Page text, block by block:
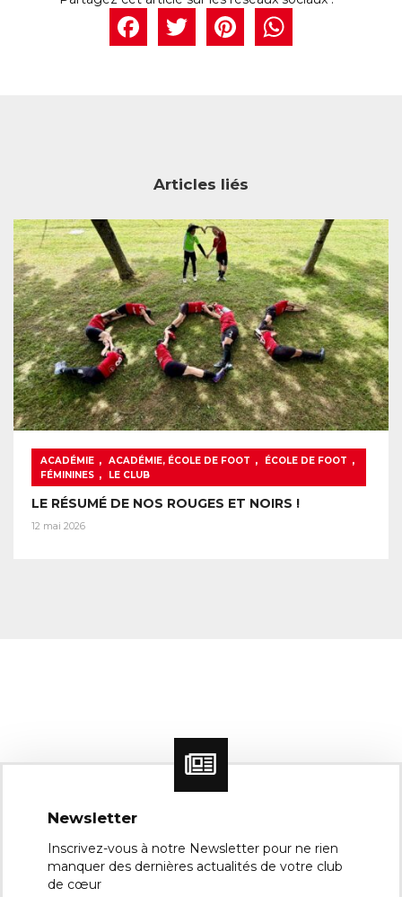
Facebook
Twitter
Articles liés
ACADÉMIE , ACADÉMIE, ÉCOLE DE FOOT , ÉCOLE DE FOOT ,
FÉMININES , LE CLUB
LE RÉSUMÉ DE NOS ROUGES ET NOIRS !
12 mai 2026
Newsletter
Inscrivez-vous à notre Newsletter pour ne rien
manquer des dernières actualités de votre club
de cœur